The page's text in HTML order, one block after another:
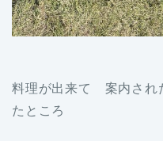
料理が出来て 案内され
たところ